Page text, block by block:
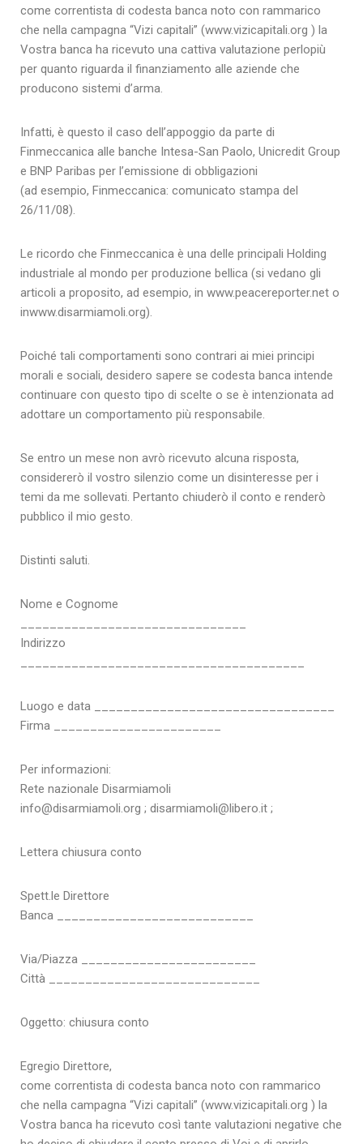
come correntista di codesta banca noto con rammarico
che nella campagna “Vizi capitali” (www.vizicapitali.org ) la
Vostra banca ha ricevuto una cattiva valutazione perlopiù
per quanto riguarda il finanziamento alle aziende che
producono sistemi d’arma.
Infatti, è questo il caso dell’appoggio da parte di
Finmeccanica alle banche Intesa-San Paolo, Unicredit Group
e BNP Paribas per l’emissione di obbligazioni
(ad esempio, Finmeccanica: comunicato stampa del
26/11/08).
Le ricordo che Finmeccanica è una delle principali Holding
industriale al mondo per produzione bellica (si vedano gli
articoli a proposito, ad esempio, in www.peacereporter.net o
inwww.disarmiamoli.org).
Poiché tali comportamenti sono contrari ai miei principi
morali e sociali, desidero sapere se codesta banca intende
continuare con questo tipo di scelte o se è intenzionata ad
adottare un comportamento più responsabile.
Se entro un mese non avrò ricevuto alcuna risposta,
considererò il vostro silenzio come un disinteresse per i
temi da me sollevati. Pertanto chiuderò il conto e renderò
pubblico il mio gesto.
Distinti saluti.
Nome e Cognome
Indirizzo
Luogo e data _________________________________
Firma _______________________
Per informazioni:
Rete nazionale Disarmiamoli
info@disarmiamoli.org ; disarmiamoli@libero.it ;
Lettera chiusura conto
Spett.le Direttore
Banca ___________________________
Via/Piazza ________________________
Città _____________________________
Oggetto: chiusura conto
Egregio Direttore,
come correntista di codesta banca noto con rammarico
che nella campagna “Vizi capitali” (www.vizicapitali.org ) la
Vostra banca ha ricevuto così tante valutazioni negative che